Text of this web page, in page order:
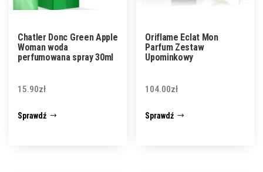
Chatler Donc Green Apple
Woman woda
perfumowana spray 30ml
15.90zł
Sprawdź
Oriflame Eclat Mon
Parfum Zestaw
Upominkowy
104.00zł
Sprawdź